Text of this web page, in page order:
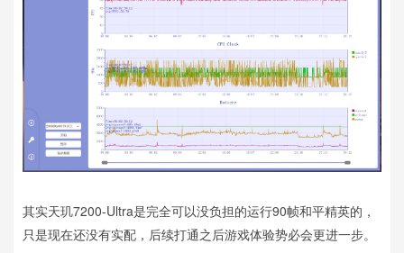
其实天玑7200-Ultra是完全可以没负担的运行90帧和平精英的，
只是现在还没有实配，后续打通之后游戏体验势必会更进一步。